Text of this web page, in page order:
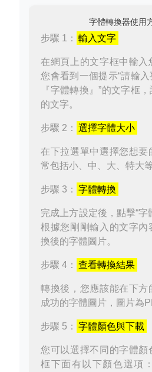
字體轉換器使用
步驟 1： 輸入文字
在網頁上的文字框中輸入
您會看到一個提示“請輸
『字體轉換』”的文字框
的文字。
步驟 2： 選擇字體大小
在下拉選單中選擇您想要
常包括小、中、大、特大等
步驟 3： 字體轉換
完成上方設定後，點擊“字
根據您剛剛輸入的文字內
換後的字體圖片。
步驟 4： 查看轉換結果
轉換後，您應該能在下方
成功的字體圖片，圖片為
步驟 5： 字體顏色與下載
您可以選擇不同的字體顏
框下面有以下顏色選項